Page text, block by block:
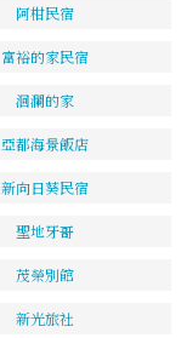
阿柑民宿
富裕的家民宿
洄瀾的家
亞都海景飯店
新向日葵民宿
聖地牙哥
茂榮別館
新光旅社